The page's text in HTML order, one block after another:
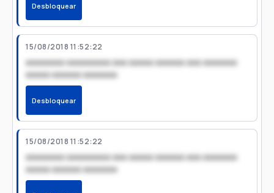
Desbloquear
15/08/2018 11:52:22
xxxxxxxx xxxxxxxxx xxx xxxxx xxxxxx xxx xxxxxxx
xxxxx xxxxxx xxxxxxx
Desbloquear
15/08/2018 11:52:22
xxxxxxxx xxxxxxxxx xxx xxxxx xxxxxx xxx xxxxxxx
xxxxx xxxxxx xxxxxxx